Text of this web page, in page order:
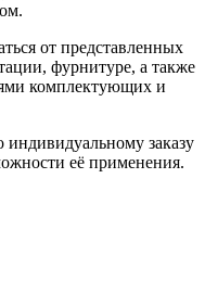
от представленных
фурнитуре, а также
комплектующих и
заказу
её применения.